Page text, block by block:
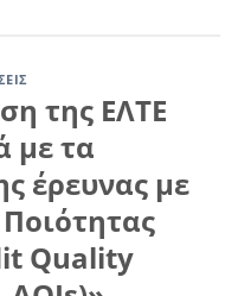
της ΕΛΤΕ
με τα
έρευνας με
Quality